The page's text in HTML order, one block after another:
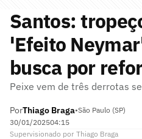
Santos:
'Efeito
busca por
Peixe vem de três derrotas
PorThiago Braga•São Paulo (SP)
30/01/202504:15
Supervisionado por Thiago Braga